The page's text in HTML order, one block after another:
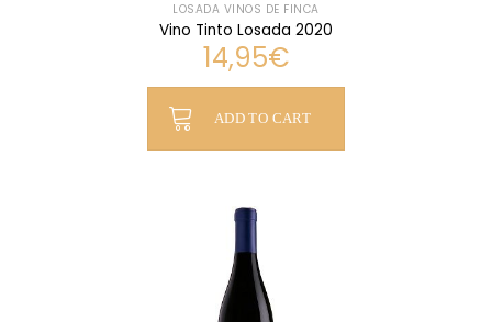
LOSADA VINOS DE FINCA
Vino Tinto Losada 2020
14,95€
ADD TO CART